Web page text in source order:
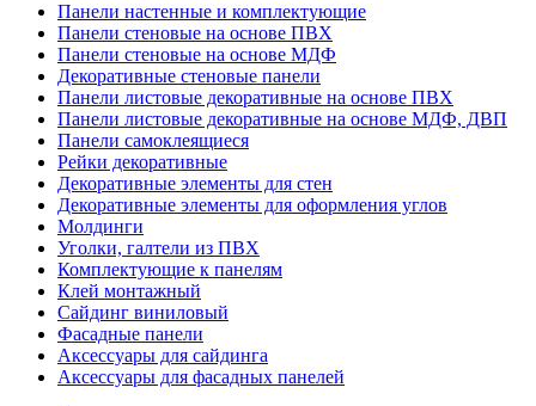
Панели настенные и комплектующие
Панели стеновые на основе ПВХ
Панели стеновые на основе МДФ
Декоративные стеновые панели
Панели листовые декоративные на основе ПВХ
Панели листовые декоративные на основе МДФ, ДВП
Панели самоклеящиеся
Рейки декоративные
Декоративные элементы для стен
Декоративные элементы для оформления углов
Молдинги
Уголки, галтели из ПВХ
Комплектующие к панелям
Клей монтажный
Сайдинг виниловый
Фасадные панели
Аксессуары для сайдинга
Аксессуары для фасадных панелей